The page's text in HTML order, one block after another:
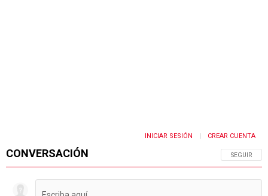
CONVERSACIÓN SIGA ESTA
SEGUIR
INICIAR SESIÓN CREAR CUENTA